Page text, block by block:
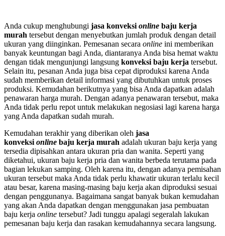
Anda cukup menghubungi jasa konveksi online baju kerja
murah tersebut dengan menyebutkan jumlah produk dengan detail
ukuran yang diinginkan. Pemesanan secara online ini memberikan
banyak keuntungan bagi Anda, diantaranya Anda bisa hemat waktu
dengan tidak mengunjungi langsung konveksi baju kerja tersebut.
Selain itu, pesanan Anda juga bisa cepat diproduksi karena Anda
sudah memberikan detail informasi yang dibutuhkan untuk proses
produksi. Kemudahan berikutnya yang bisa Anda dapatkan adalah
penawaran harga murah. Dengan adanya penawaran tersebut, maka
Anda tidak perlu repot untuk melakukan negosiasi lagi karena harga
yang Anda dapatkan sudah murah.
Kemudahan terakhir yang diberikan oleh jasa
konveksi online baju kerja murah adalah ukuran baju kerja yang
tersedia dipisahkan antara ukuran pria dan wanita. Seperti yang
diketahui, ukuran baju kerja pria dan wanita berbeda terutama pada
bagian lekukan samping. Oleh karena itu, dengan adanya pemisahan
ukuran tersebut maka Anda tidak perlu khawatir ukuran terlalu kecil
atau besar, karena masing-masing baju kerja akan diproduksi sesuai
dengan penggunanya. Bagaimana sangat banyak bukan kemudahan
yang akan Anda dapatkan dengan menggunakan jasa pembuatan
baju kerja online tersebut? Jadi tunggu apalagi segeralah lakukan
pemesanan baju kerja dan rasakan kemudahannya secara langsung.